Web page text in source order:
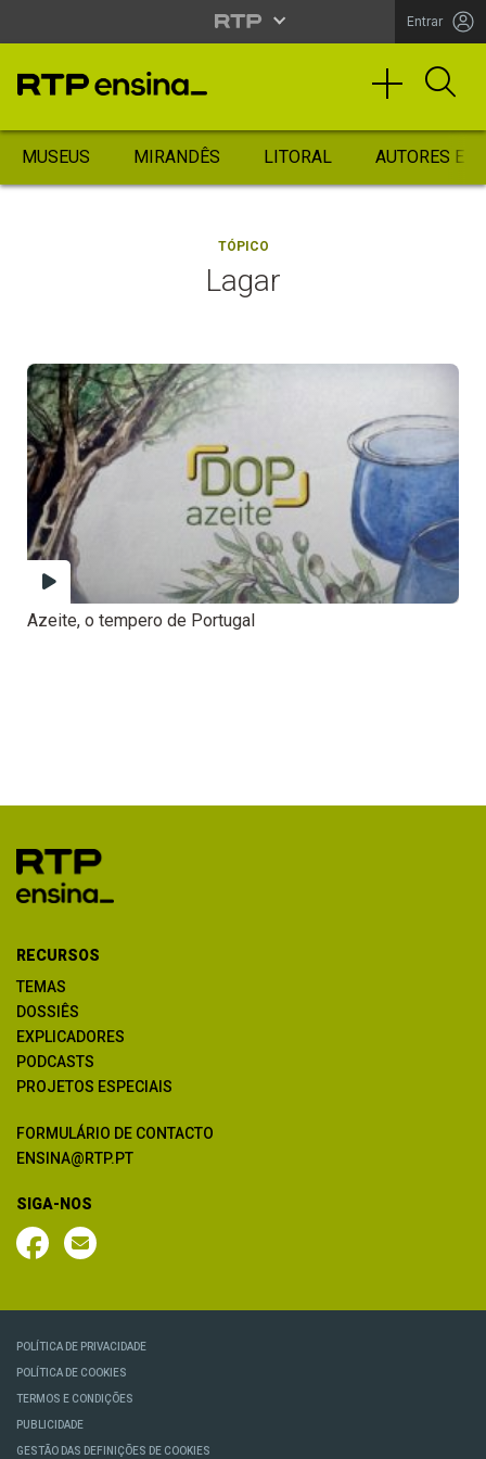
Entrar
MUSEUS MIRANDÊS LITORAL AUTORES
TÓPICO
Lagar
Azeite, o tempero de Portugal
RECURSOS
TEMAS
DOSSIÊS
EXPLICADORES
PODCASTS
PROJETOS ESPECIAIS
FORMULÁRIO DE CONTACTO
ENSINA@RTP.PT
SIGA-NOS
POLÍTICA DE PRIVACIDADE
POLÍTICA DE COOKIES
TERMOS E CONDIÇÕES
PUBLICIDADE
GESTÃO DAS DEFINIÇÕES DE COOKIES